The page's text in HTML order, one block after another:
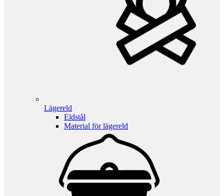
Lägereld
Eldstål
Material för lägereld